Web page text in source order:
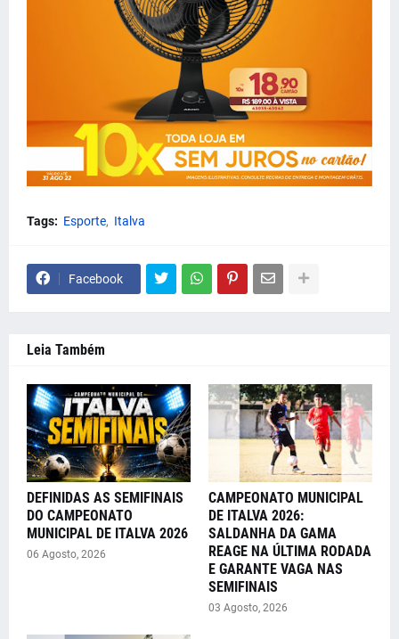
Tags: Esporte Italva
Facebook
Leia Também
DEFINIDAS AS SEMIFINAIS
DO CAMPEONATO
MUNICIPAL DE ITALVA 2026
06 Agosto, 2026
CAMPEONATO MUNICIPAL
DE ITALVA 2026:
SALDANHA DA GAMA
REAGE NA ÚLTIMA RODADA
E GARANTE VAGA NAS
SEMIFINAIS
03 Agosto, 2026